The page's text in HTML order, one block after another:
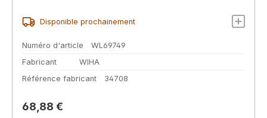
Disponible prochainement
Numéro d'article
WL69749
Fabricant
WIHA
Référence fabricant
34708
Prix régulier :
68,88 €